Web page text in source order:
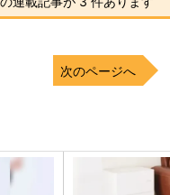
次のページへ